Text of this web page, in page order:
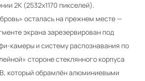
2К (2532х1170 пикселей).
осталась на прежнем месте —
экрана зарезервирован под
камеры и систему распознавания по
стороне стеклянного корпуса
который обрамлён алюминиевыми